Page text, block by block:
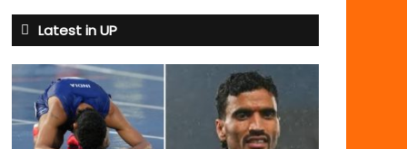
अभ्यास
मैच
में
पसीना
बहाएगी
टीम
इंडिया
Latest in UP